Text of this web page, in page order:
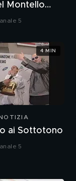
Montello
5
ai Sottotono
5
4 MIN